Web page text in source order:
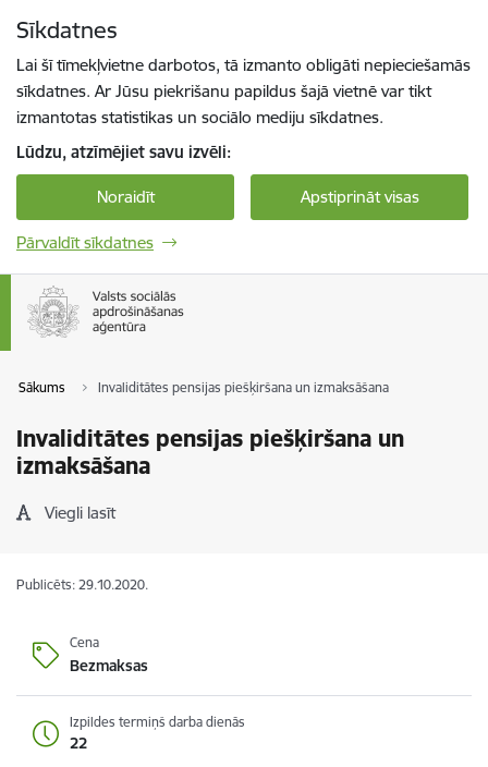
Sīkdatnes
Lai šī tīmekļvietne darbotos, tā izmanto obligāti nepieciešamās
sīkdatnes. Ar Jūsu piekrišanu papildus šajā vietnē var tikt
izmantotas statistikas un sociālo mediju sīkdatnes.
Lūdzu, atzīmējiet savu izvēli:
Noraidīt Apstiprināt visas
Pārvaldīt sīkdatnes
Sākums Invaliditātes pensijas piešķiršana un izmaksāšana
Invaliditātes pensijas piešķiršana un
izmaksāšana
Viegli lasīt
Publicēts: 29.10.2020.
Cena
Bezmaksas
Izpildes termiņš darba dienās
22